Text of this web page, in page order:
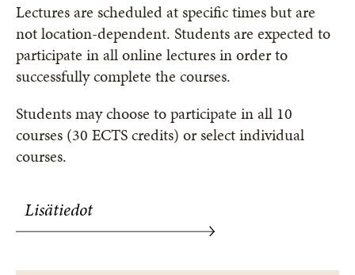
Lectures are scheduled at specific times but are
not location-dependent. Students are expected to
participate in all online lectures in order to
successfully complete the courses.
Students may choose to participate in all 10
courses (30 ECTS credits) or select individual
courses.
Lisätiedot